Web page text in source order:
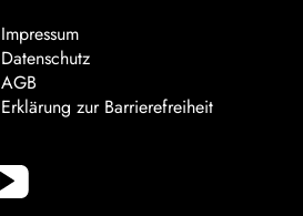
Impressum
Datenschutz
AGB
Erklärung zur Barrierefreiheit